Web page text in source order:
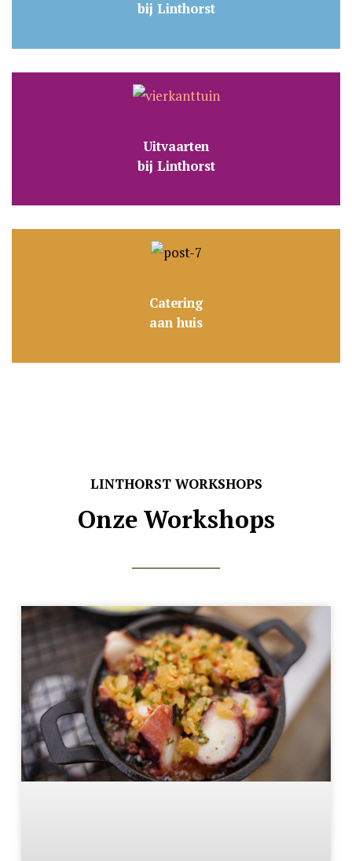
bij Linthorst
Uitvaarten
bij Linthorst
Catering
aan huis
LINTHORST WORKSHOPS
Onze Workshops